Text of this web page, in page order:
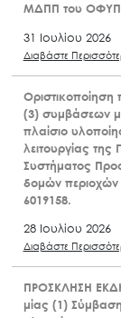
ΜΔΠΠ του
31 Ιουλίου 2026
Διαβάστε
(3) συμβάσεων
πλαίσιο
λειτουργίας
Συστήματος
δομών
6019158.
28 Ιουλίου 2026
Διαβάστε
ΠΡΟΣΚΛΗΣΗ
μίας (1)